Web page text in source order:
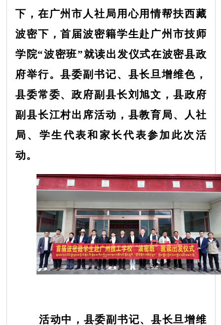
下，在广州市人社局用心用情帮扶西藏
波密下，首届波密籍学生赴广州市技师
学院“波密班”就读出发仪式在波密县政
府举行。县委副书记、县长旦增维色，
县委常委、政府副县长刘旭文，县政府
副县长江村出席活动，县教育局、人社
局、学生代表和家长代表参加此次活
动。
活动中，县委副书记、县长旦增维